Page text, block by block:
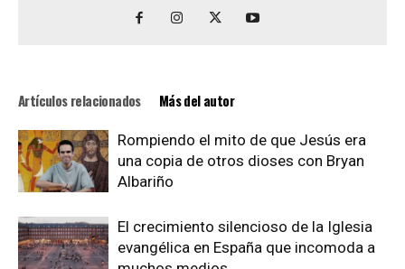
Artículos relacionados Más del autor
Rompiendo el mito de que Jesús era
una copia de otros dioses con Bryan
Albariño
El crecimiento silencioso de la Iglesia
evangélica en España que incomoda a